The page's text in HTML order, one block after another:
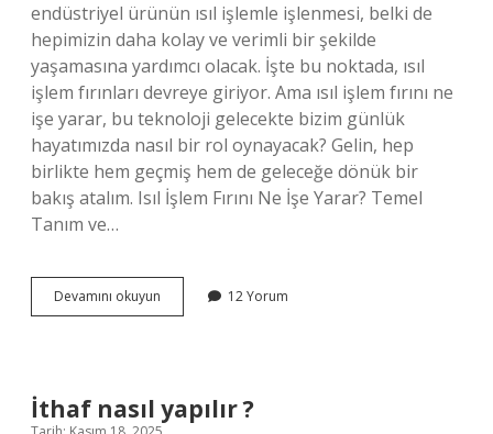
endüstriyel ürünün ısıl işlemle işlenmesi, belki de
hepimizin daha kolay ve verimli bir şekilde
yaşamasına yardımcı olacak. İşte bu noktada, ısıl
işlem fırınları devreye giriyor. Ama ısıl işlem fırını ne
işe yarar, bu teknoloji gelecekte bizim günlük
hayatımızda nasıl bir rol oynayacak? Gelin, hep
birlikte hem geçmiş hem de geleceğe dönük bir
bakış atalım. Isıl İşlem Fırını Ne İşe Yarar? Temel
Tanım ve…
Devamını okuyun
işlem
?
12 Yorum
İthaf nasıl yapılır ?